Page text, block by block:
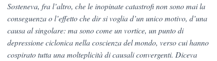
Sosteneva, fra l’altro, che le inopinate catastrofi non sono mai la
conseguenza o l’effetto che dir si voglia d’un unico motivo, d’una
causa al singolare: ma sono come un vortice, un punto di
depressione ciclonica nella coscienza del mondo, verso cui hanno
cospirato tutta una molteplicità di causali convergenti. Diceva